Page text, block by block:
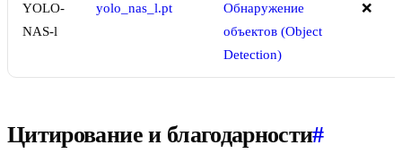
YOLO-
NAS-l
yolo_nas_l.pt
Обнаружение
объектов (Object
Detection)
❌
Цитирование и благодарности#